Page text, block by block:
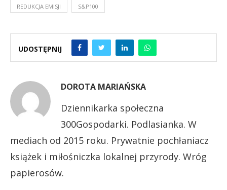
REDUKCJA EMISJI S&P100
UDOSTĘPNIJ
DOROTA MARIAŃSKA
Dziennikarka społeczna
300Gospodarki. Podlasianka. W
mediach od 2015 roku. Prywatnie pochłaniacz
książek i miłośniczka lokalnej przyrody. Wróg
papierosów.